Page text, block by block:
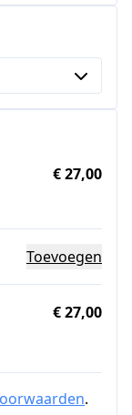
€ 27,00
Toevoegen
€ 27,00
.